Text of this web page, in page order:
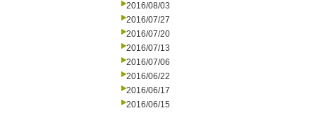
2016/08/03
2016/07/27
2016/07/20
2016/07/13
2016/07/06
2016/06/22
2016/06/17
2016/06/15